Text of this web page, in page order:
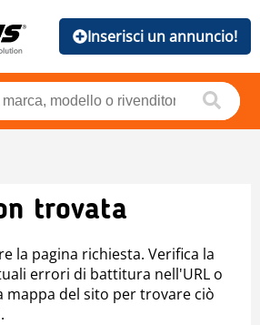
Inserisci un annuncio!
trovata
la pagina richiesta. Verifica la
errori di battitura nell'URL o
mappa del sito per trovare ciò